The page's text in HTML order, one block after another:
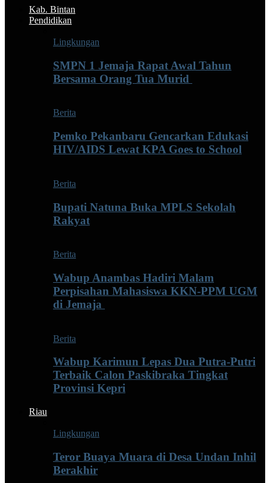
Kab. Bintan
Pendidikan
Lingkungan
SMPN 1 Jemaja Rapat Awal Tahun
Bersama Orang Tua Murid ‎
Berita
Pemko Pekanbaru Gencarkan Edukasi
HIV/AIDS Lewat KPA Goes to School
Berita
Bupati Natuna Buka MPLS Sekolah
Rakyat
Berita
Wabup Anambas Hadiri Malam
Perpisahan Mahasiswa KKN-PPM UGM
di Jemaja ‎
Berita
Wabup Karimun Lepas Dua Putra-Putri
Terbaik Calon Paskibraka Tingkat
Provinsi Kepri
Riau
Lingkungan
Teror Buaya Muara di Desa Undan Inhil
Berakhir